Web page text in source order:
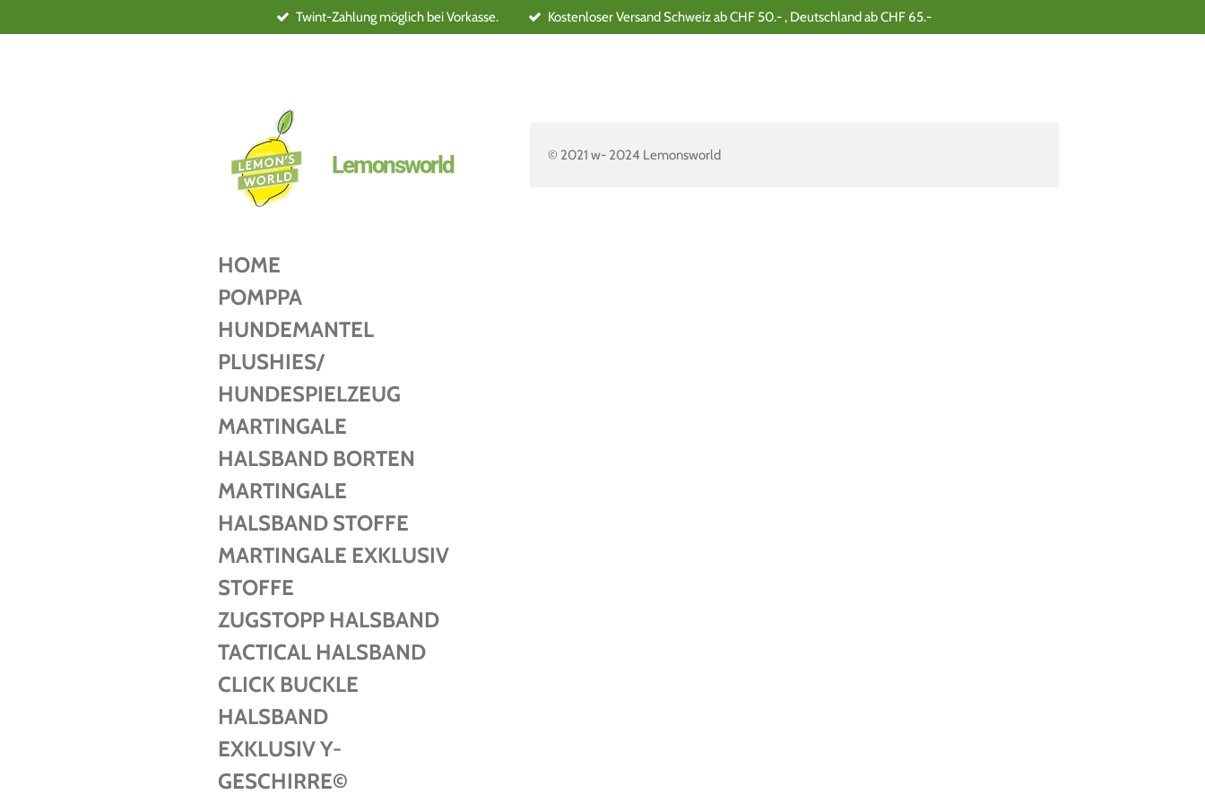
Hauptinhalt
Twint-Zahlung möglich bei Vorkasse. Kostenloser Versand Schweiz ab CHF 50.- , Deutschland ab CHF 65.-
© 2021 w- 2024 Lemonsworld
Lemonsworld
HOME
POMPPA
HUNDEMANTEL
PLUSHIES/
HUNDESPIELZEUG
MARTINGALE
HALSBAND BORTEN
MARTINGALE
HALSBAND STOFFE
MARTINGALE EXKLUSIV
STOFFE
ZUGSTOPP HALSBAND
TACTICAL HALSBAND
CLICK BUCKLE
HALSBAND
EXKLUSIV Y-
GESCHIRRE©️